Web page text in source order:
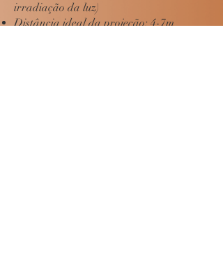
irradiação da luz)
Distância ideal da projeção: 4-7m